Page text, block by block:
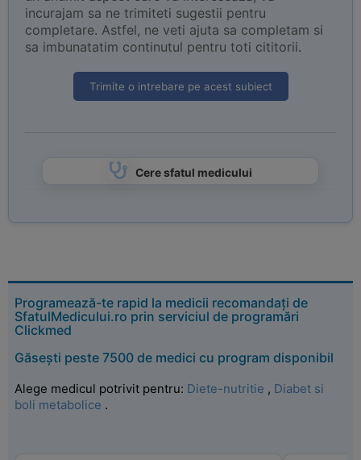
incurajam sa ne trimiteti sugestii pentru
completare. Astfel, ne veti ajuta sa completam si
sa imbunatatim continutul pentru toti cititorii.
Trimite o intrebare pe acest subiect
Cere sfatul medicului
Programează-te rapid la medicii recomandați de
SfatulMedicului.ro prin serviciul de programări
Clickmed
Găsești peste 7500 de medici cu program disponibil
Alege medicul potrivit pentru: Diete-nutritie , Diabet si
boli metabolice .